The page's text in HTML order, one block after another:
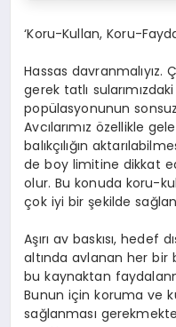
‘Koru-Kullan, Koru-
Hassas davranmalıyız.
gerek tatlı sularımızdaki
popülasyonunun sonsuz
Avcılarımız özellikle
balıkçılığın
de boy limitine dikkat
olur. Bu konuda koru-
çok iyi bir şekilde
Aşırı av baskısı, hedef
altında avlanan her bir
bu kaynaktan
Bunun için koruma ve
sağlanması